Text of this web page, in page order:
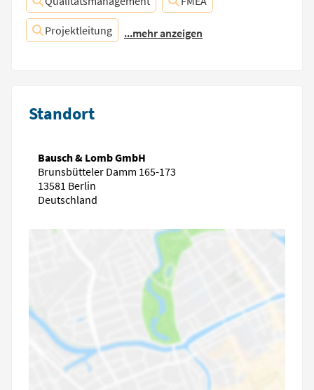
Projektleitung ...mehr anzeigen
Standort
Bausch & Lomb GmbH
Brunsbütteler Damm 165-173
13581 Berlin
Deutschland